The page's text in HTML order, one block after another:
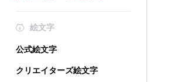
絵文字
公式絵文字
クリエイターズ絵文字